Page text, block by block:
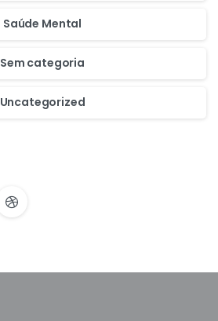
Saúde Mental
Sem categoria
Uncategorized